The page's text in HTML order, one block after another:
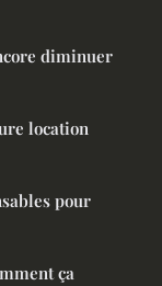
diminuer
location
pour
ça